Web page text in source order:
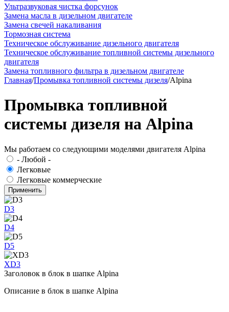
Ультразвуковая чистка форсунок
Замена масла в дизельном двигателе
Замена свечей накаливания
Тормозная система
Техническое обслуживание дизельного двигателя
Техническое обслуживание топливной системы дизельного
двигателя
Замена топливного фильтра в дизельном двигателе
Главная/Промывка топливной системы дизеля/Alpina
Промывка топливной
системы дизеля на Alpina
Мы работаем со следующими моделями двигателя Alpina
- Любой -
Легковые
Легковые коммерческие
D3
D4
D5
XD3
Заголовок в блок в шапке Alpina
Описание в блок в шапке Alpina